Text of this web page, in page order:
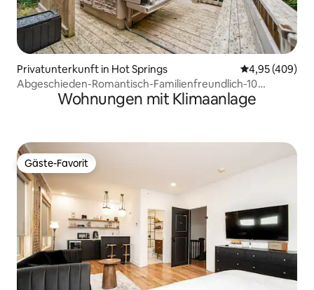
Privatunterkunft in Hot Springs
4,95 (409)
Abgeschieden-Romantisch-Familienfreundlich-10
bewaldete Acres
Wohnungen mit Klimaanlage
Gäste-Favorit
Gäste-Favorit